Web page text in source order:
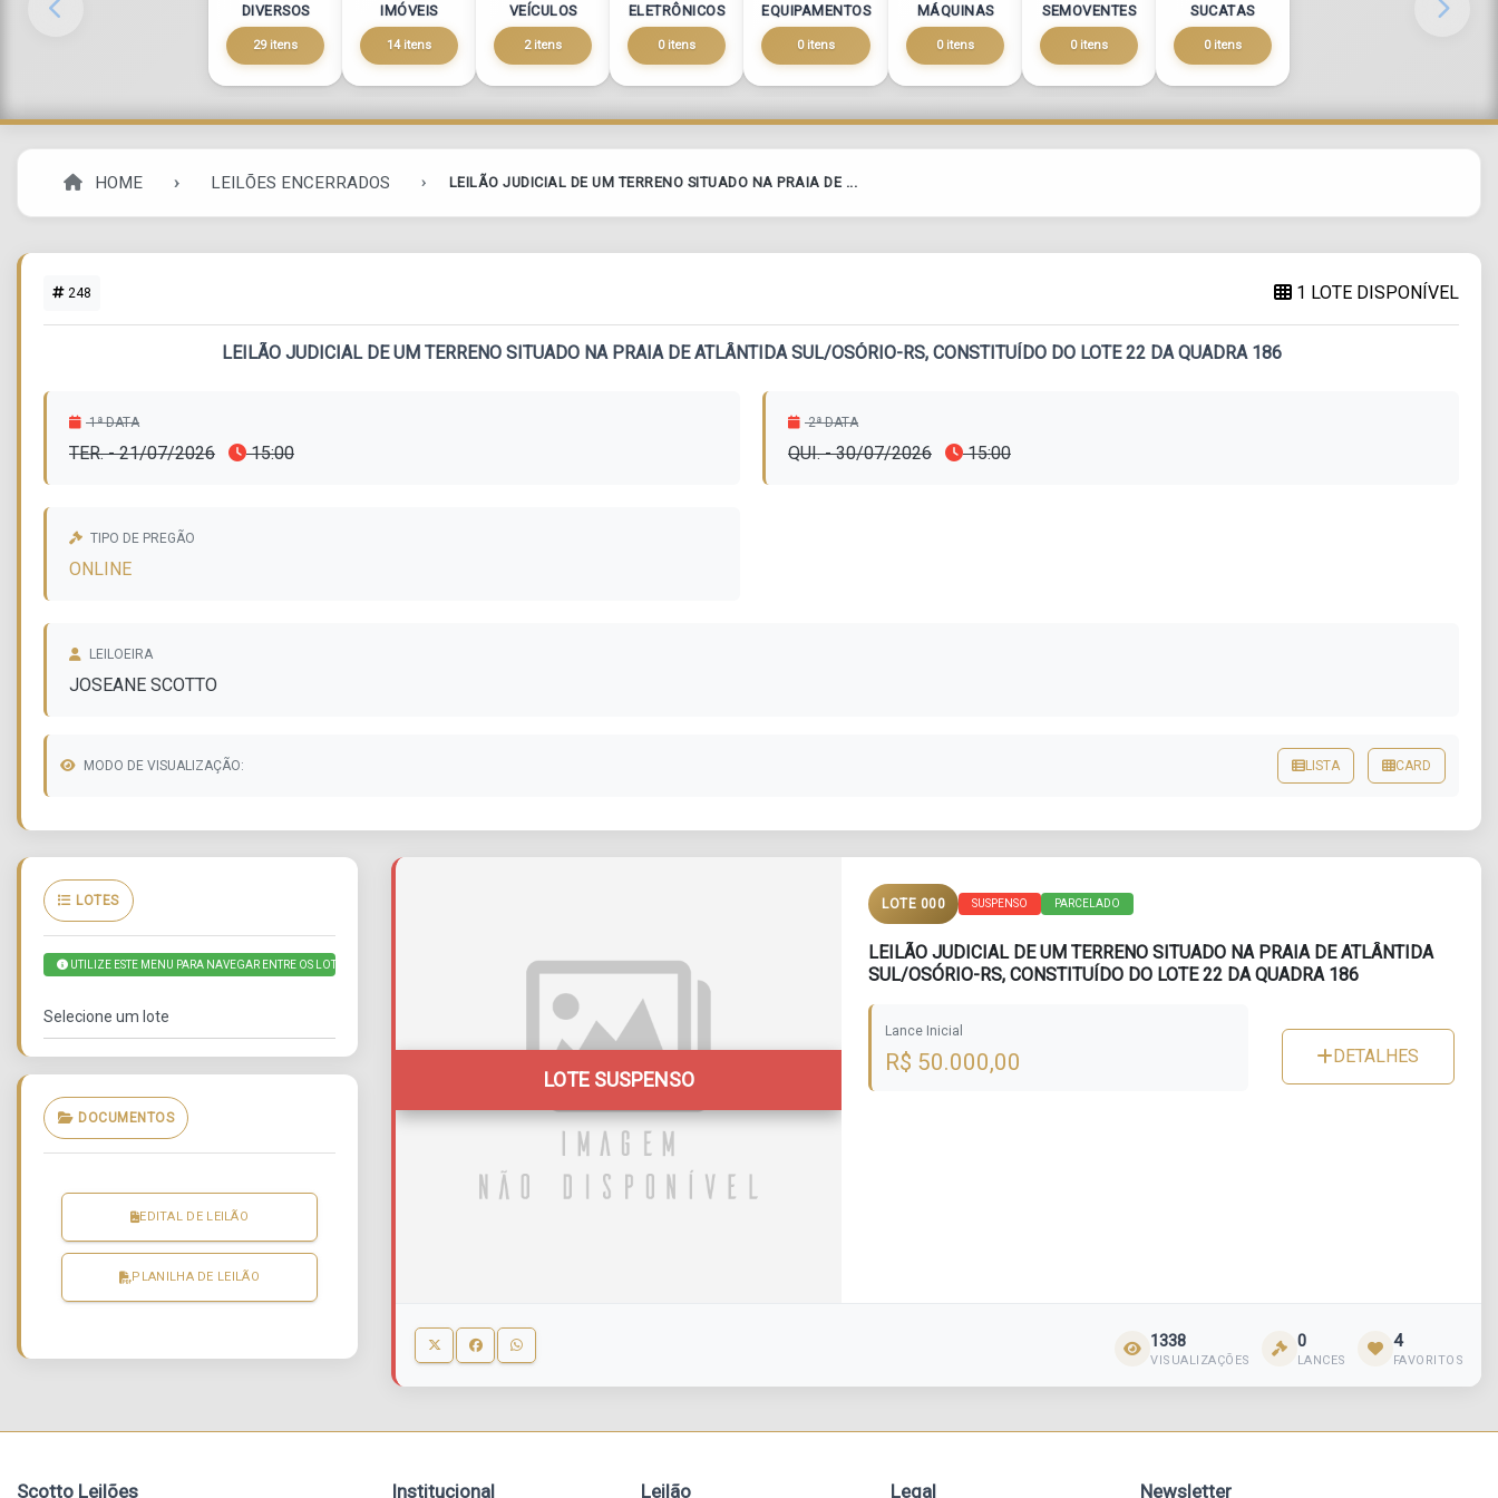
DIVERSOS
29 itens
IMÓVEIS
14 itens
VEÍCULOS
2 itens
ELETRÔNICOS
0 itens
EQUIPAMENTOS
0 itens
MÁQUINAS
0 itens
SEMOVENTES
0 itens
SUCATAS
0 itens
HOME LEILÕES ENCERRADOS LEILÃO JUDICIAL DE UM TERRENO SITUADO NA PRAIA DE ...
248 1 LOTE DISPONÍVEL
LEILÃO JUDICIAL DE UM TERRENO SITUADO NA PRAIA DE ATLÂNTIDA SUL/OSÓRIO-RS, CONSTITUÍDO DO LOTE 22 DA QUADRA 186
1ª DATA
TER. - 21/07/2026 15:00
2ª DATA
QUI. - 30/07/2026 15:00
TIPO DE PREGÃO
ONLINE
LEILOEIRA
JOSEANE SCOTTO
MODO DE VISUALIZAÇÃO: LISTA CARD
LOTES
UTILIZE ESTE MENU PARA NAVEGAR ENTRE OS LOTES
DOCUMENTOS
EDITAL DE LEILÃO
PLANILHA DE LEILÃO
LOTE SUSPENSO
LOTE 000 SUSPENSO PARCELADO
LEILÃO JUDICIAL DE UM TERRENO SITUADO NA PRAIA DE ATLÂNTIDA
SUL/OSÓRIO-RS, CONSTITUÍDO DO LOTE 22 DA QUADRA 186
Lance Inicial
R$ 50.000,00 DETALHES
1338
VISUALIZAÇÕES
0
LANCES
4
FAVORITOS
Scotto Leilões Institucional Leilão Legal Newsletter